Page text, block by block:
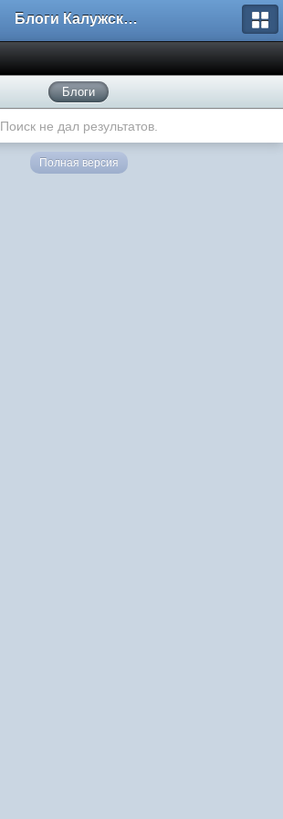
Блоги Калужского перекрестка
Блоги
Поиск не дал результатов.
Полная версия